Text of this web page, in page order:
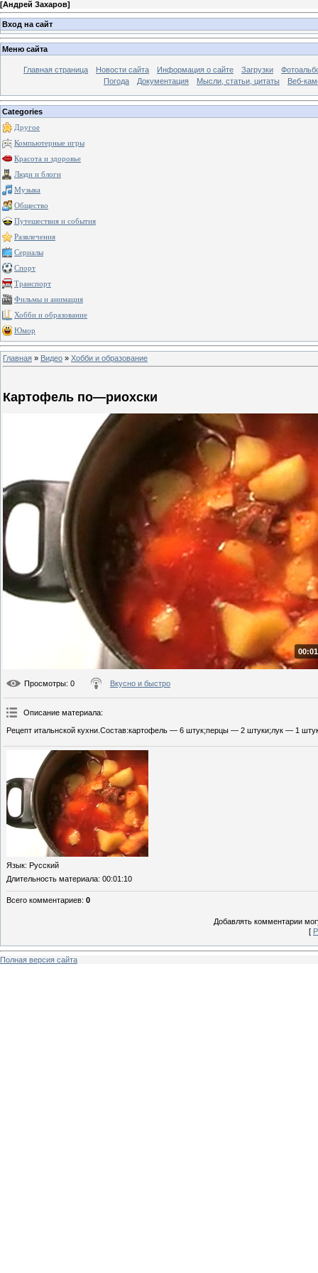
[Андрей Захаров]
Вход на сайт
Меню сайта
Главная страница Новости сайта Информация о сайте Загрузки
Погода
Документация Мысли, статьи, цитаты Веб-
Categories
Другое
Компьютерные игры
Красота и здоровье
Люди и блоги
Музыка
Общество
Путешествия и события
Развлечения
Сериалы
Спорт
Транспорт
Фильмы и анимация
Хобби и образование
Юмор
Главная » Видео » Хобби и образование
Картофель по—риохски
Просмотры: 0 Вкусно и быстро
Описание материала:
Рецепт итальнской кухни.Состав:картофель — 6 штук;перцы — 2 штуки;лук — 1
Язык: Русский
Длительность материала: 00:01:10
Всего комментариев: 0
Добавлять комментарии
[
Полная версия сайта